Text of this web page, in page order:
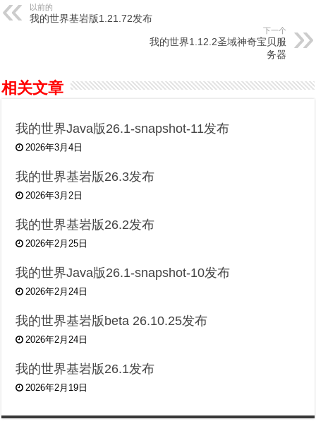
以前的
我的世界基岩版1.21.72发布
下一个
我的世界1.12.2圣域神奇宝贝服
务器
相关文章
我的世界Java版26.1-snapshot-11发布
2026年3月4日
我的世界基岩版26.3发布
2026年3月2日
我的世界基岩版26.2发布
2026年2月25日
我的世界Java版26.1-snapshot-10发布
2026年2月24日
我的世界基岩版beta 26.10.25发布
2026年2月24日
我的世界基岩版26.1发布
2026年2月19日